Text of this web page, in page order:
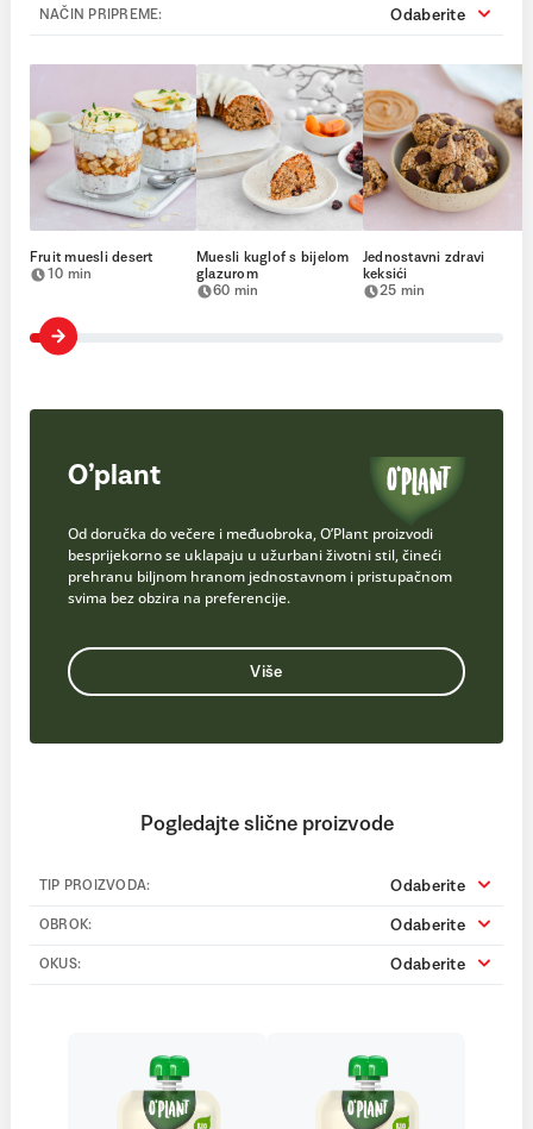
NAČIN PRIPREME: Odaberite
Fruit muesli desert
10 min
Muesli kuglof s bijelom
glazurom
60 min
Jednostavni zdravi
keksići
25 min
O’plant
Od doručka do večere i međuobroka, O’Plant proizvodi
besprijekorno se uklapaju u užurbani životni stil, čineći
prehranu biljnom hranom jednostavnom i pristupačnom
svima bez obzira na preferencije.
Više
Pogledajte slične proizvode
TIP PROIZVODA: Odaberite
OBROK: Odaberite
OKUS: Odaberite